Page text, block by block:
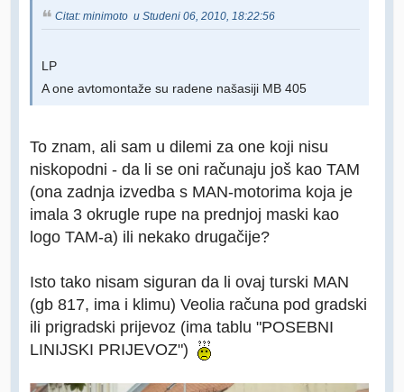
Citat: minimoto u Studeni 06, 2010, 18:22:56
LP
A one avtomontaže su radene našasiji MB 405
To znam, ali sam u dilemi za one koji nisu
niskopodni - da li se oni računaju još kao TAM
(ona zadnja izvedba s MAN-motorima koja je
imala 3 okrugle rupe na prednjoj maski kao
logo TAM-a) ili nekako drugačije?
Isto tako nisam siguran da li ovaj turski MAN
(gb 817, ima i klimu) Veolia računa pod gradski
ili prigradski prijevoz (ima tablu "POSEBNI
LINIJSKI PRIJEVOZ")